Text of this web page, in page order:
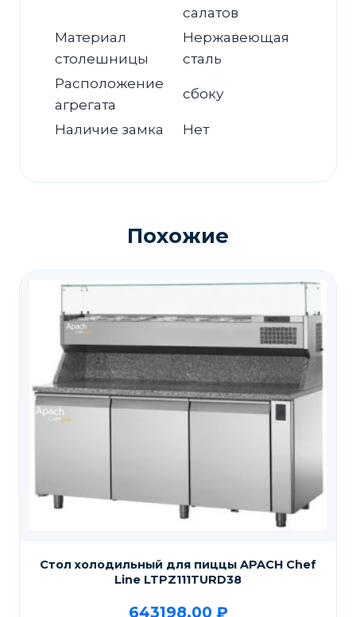
салатов
Материал
столешницы
Нержавеющая
сталь
Расположение
агрегата
сбоку
Наличие замка Нет
Похожие
Стол холодильный для пиццы APACH Chef
Line LTPZ111TURD38
643198,00 ₽